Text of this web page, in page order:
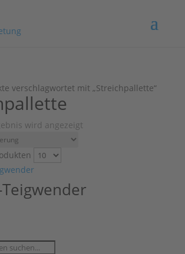
verschlagwortet mit „Streichpallette“
wird angezeigt